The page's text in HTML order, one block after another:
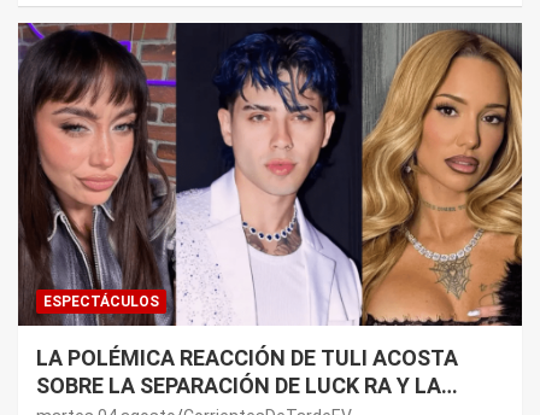
ESPECTÁCULOS
LA POLÉMICA REACCIÓN DE TULI ACOSTA
SOBRE LA SEPARACIÓN DE LUCK RA Y LA